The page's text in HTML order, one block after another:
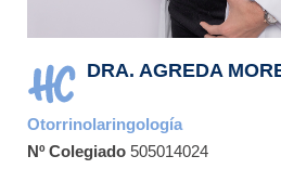
DRA. AGREDA
Otorrinolaringología
Nº Colegiado 505014024